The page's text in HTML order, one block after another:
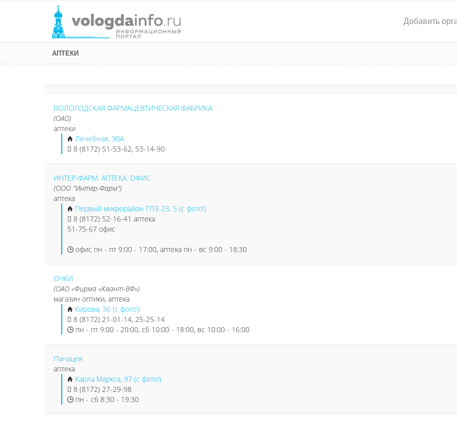
Добавить
АПТЕКИ
ВОЛОГОДСКАЯ ФАРМАЦЕВТИЧЕСКАЯ ФАБРИКА
(ОАО)
аптеки
Лечебная, 30А
8 (8172) 51-53-62, 53-14-90
ИНТЕР-ФАРМ. АПТЕКА. ОФИС
(ООО "Интер-Фарм")
аптека
Первый микрорайон ГПЗ-23, 5 (с фото!)
8 (8172) 52-16-41 аптека
51-75-67 офис
офис пн - пт 9:00 - 17:00, аптека пн - вс 9:00 - 18:30
ОЧКИ
(ОАО «Фирма «Квант-ВФ»)
магазин оптики, аптека
Кирова, 36 (с фото!)
8 (8172) 21-01-14, 25-25-14
пн - пт 9:00 - 20:00, сб 10:00 - 18:00, вс 10:00 - 16:00
Панацея
аптека
Карла Маркса, 97 (с фото!)
8 (8172) 27-29-98
пн - сб 8:30 - 19:30